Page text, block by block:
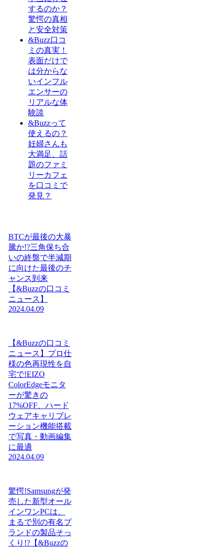
するのか？
驚愕の真相
と安全対策
&Buzz口コ
ミの真実！
表面だけで
は分からな
いインフル
エンサーの
リアルな体
験談
&Buzzって
使えるの？
妊婦さんも
大満足、話
題のファミ
リーカフェ
を口コミで
発見？
BTCが最後の大暴
騰か!?三角保ち合
いの終盤で半減期
に向けた最後のチ
ャンス到来
【&Buzzの口コミ
ニュース】
2024.04.09
【&Buzzの口コミ
ニュース】プロ仕
様の色再現性を自
宅で!EIZO
ColorEdgeモニタ
ーが驚きの
17%OFF、ハード
ウェアキャリブレ
ーション機能搭載
で写真・動画編集
に最適
2024.04.09
驚愕!Samsungが発
売した新型オール
インワンPCは、
まるで別の有名ブ
ランドの製品そっ
くり!?【&Buzzの